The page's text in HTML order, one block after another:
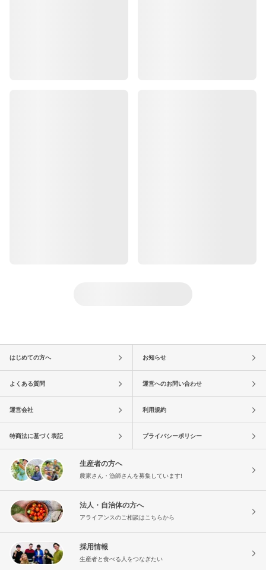
はじめての方へ お知らせ
よくある質問 運営へのお問い合わせ
運営会社 利用規約
特商法に基づく表記 プライバシーポリシー
生産者の方へ
農家さん・漁師さんを募集しています!
法人・自治体の方へ
アライアンスのご相談はこちらから
採用情報
生産者と食べる人をつなぎたい